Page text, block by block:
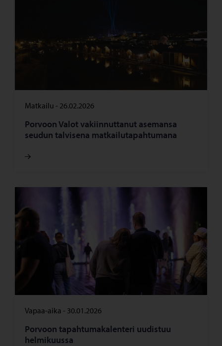
Matkailu - 26.02.2026
Porvoon Valot vakiinnuttanut asemansa
seudun talvisena matkailutapahtumana
Vapaa-aika - 30.01.2026
Porvoon tapahtumakalenteri uudistuu
helmikuussa